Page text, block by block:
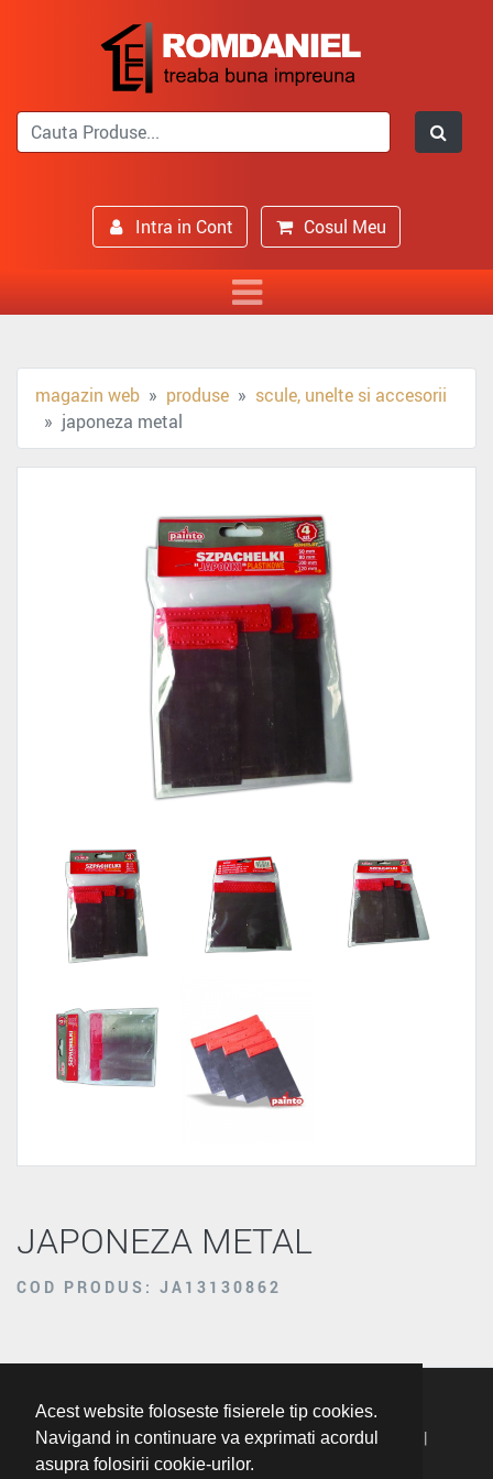
Acest website foloseste fisierele tip cookies.
Navigand in continuare va exprimati acordul
asupra folosirii cookie-urilor.
Intra in Cont Cosul Meu
magazin web produse
scule, unelte si accesorii
japoneza metal
JAPONEZA METAL
COD PRODUS: JA13130862
Termeni Si Conditii | Politica De Confidentialitate
|
Politica Cookie